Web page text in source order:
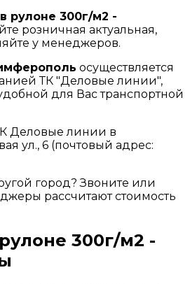
рулоне 300г/м2 -
розничная актуальная,
у менеджеров.
осуществляется
ТК "Деловые линии",
для Вас транспортной
Деловые линии в
ул., 6 (почтовый адрес:
город? Звоните или
рассчитают стоимость
300г/м2 -